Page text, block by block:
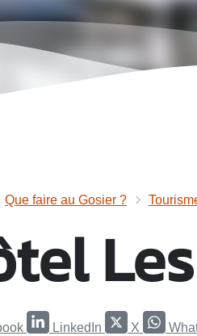
Que faire au Gosier ?
LinkedIn X